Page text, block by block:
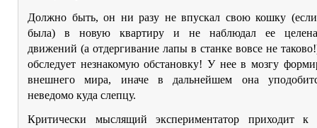
Должно быть, он ни разу не впускал свою кошку
была) в новую квартиру и не наблюдал ее
движений (а отдергивание лапы в станке вовсе не
обследует незнакомую обстановку! У нее в мозгу
внешнего мира, иначе в дальнейшем она
неведомо куда слепцу.
Критически мыслящий экспериментатор приходит